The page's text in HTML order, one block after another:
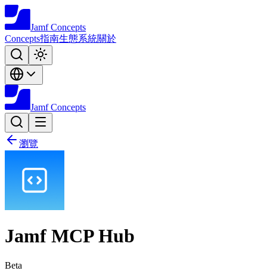
Jamf Concepts
Concepts指南生態系統關於
Jamf Concepts
瀏覽
Jamf MCP Hub
Beta